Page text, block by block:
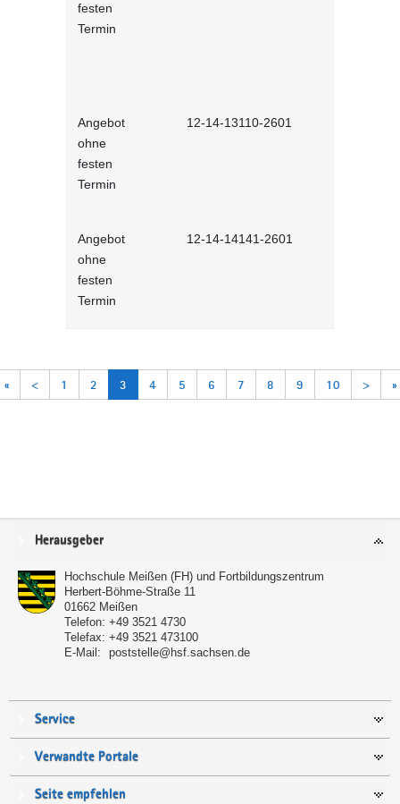
festen
Termin
Angebot
ohne
festen
Termin
12-14-13110-2601
Angebot
ohne
festen
Termin
12-14-14141-2601
« < 1 2 3 4 5 6 7 8 9 10 > »
Service
Herausgeber
Hochschule Meißen (FH) und Fortbildungszentrum
Herbert-Böhme-Straße 11
01662 Meißen
Telefon: +49 3521 4730
Telefax: +49 3521 473100
E-Mail:
poststelle@hsf.sachsen.de
Service
Verwandte Portale
Seite empfehlen